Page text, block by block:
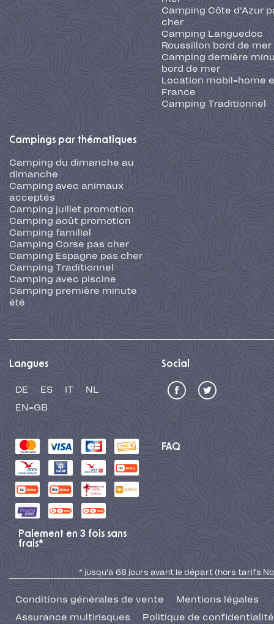
Camping Côte d'Azur
cher
Camping Languedoc
Roussillon bord de mer
Camping dernière
bord de mer
Location mobil-home
France
Camping Traditionnel
Campings par thématiques
Camping du dimanche au
dimanche
Camping avec animaux
acceptés
Camping juillet promotion
Camping août promotion
Camping familial
Camping Corse pas cher
Camping Espagne pas cher
Camping Traditionnel
Camping avec piscine
Camping première minute
été
Langues
DE ES IT
NL
EN-GB
Social
FAQ
Paiement en 3 fois sans
frais*
* jusqu'à 68 jours avant le départ (hors tarifs No
Conditions générales de vente
Mentions légales
Assurance multirisques
Politique de confidentialité